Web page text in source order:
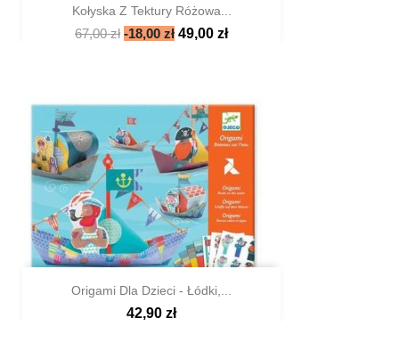
Szybki podgląd
Kołyska Z Tektury Różowa...
67,00 zł -18,00 zł 49,00 zł
Szybki podgląd
Origami Dla Dzieci - Łódki,...
42,90 zł